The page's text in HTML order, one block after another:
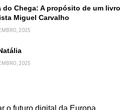
do Chega: A propósito de um livro
Miguel Carvalho
2025
2025